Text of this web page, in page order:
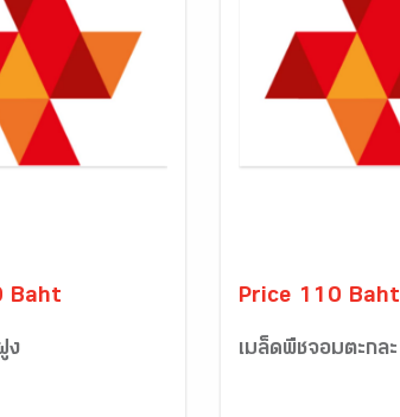
Baht
ง
Price 110 Baht
เมล็ดพืชจอมตะกละ